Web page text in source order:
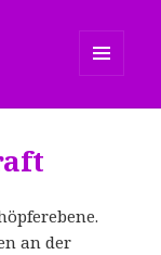
an der